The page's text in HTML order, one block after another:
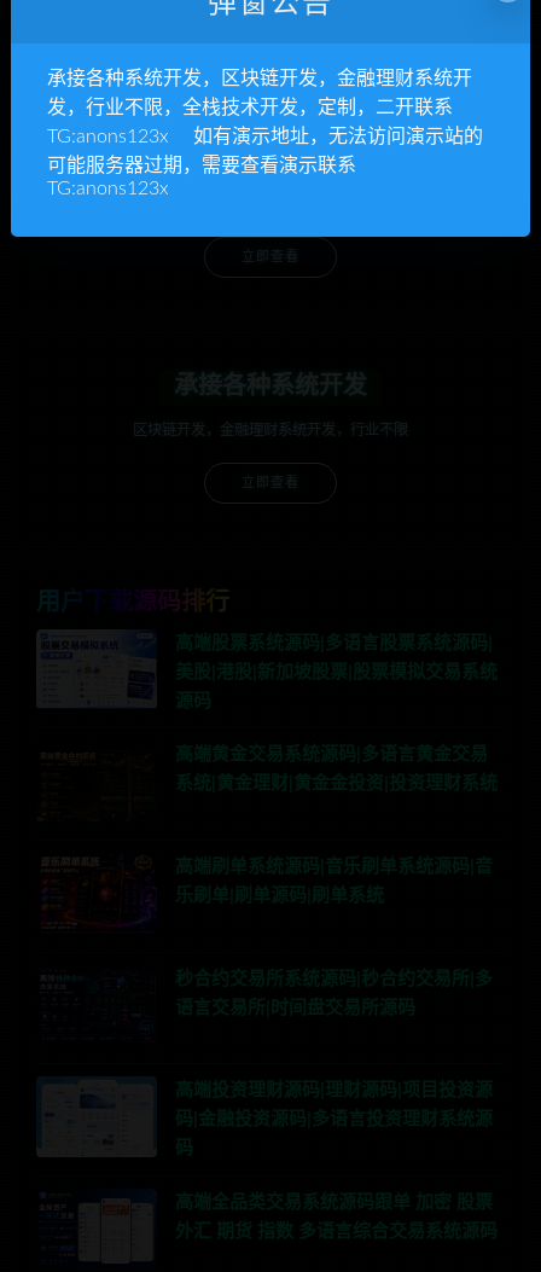
anons123x
承接各种系统开发
区块链开发，金融理财系统开发，行业不限
立即查看
用户下载源码排行
高端股票系统源码|多语言股票系统源码|
美股|港股|新加坡股票|股票模拟交易系统
源码
高端黄金交易系统源码|多语言黄金交易
系统|黄金理财|黄金金投资|投资理财系统
高端刷单系统源码|音乐刷单系统源码|音
乐刷单|刷单源码|刷单系统
秒合约交易所系统源码|秒合约交易所|多
语言交易所|时间盘交易所源码
高端投资理财源码|理财源码|项目投资源
码|金融投资源码|多语言投资理财系统源
码
高端全品类交易系统源码跟单 加密 股票
外汇 期货 指数 多语言综合交易系统源码
承接各种系统开发，区块链开发，金融理财系统开
发，行业不限，全栈技术开发，定制，二开联系
TG:anons123x 如有演示地址，无法访问演示站的
可能服务器过期，需要查看演示联系
TG:anons123x